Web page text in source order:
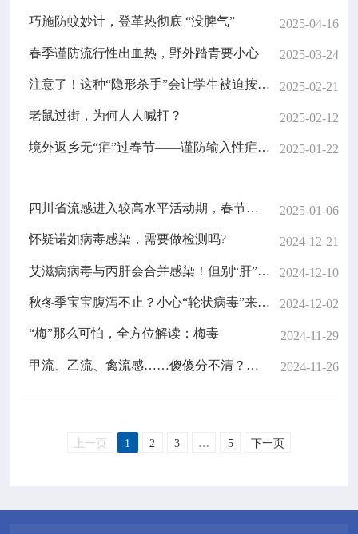
巧施防蚊妙计，登革热彻底 “没脾气” 2025-04-16
春季谨防流行性出血热，野外踏青要小心 2025-03-24
注意了！这种“隐形杀手”会让学生被迫按下学业暂停键！ 2025-02-21
老鼠过街，为何人人喊打？ 2025-02-12
境外返乡无“疟”过春节——谨防输入性疟疾 | 新春特辑 2025-01-22
四川省流感进入较高水平活动期，春节将至，我们应如何预防流感？ 2025-01-06
怀疑诺如病毒感染，需要做检测吗? 2024-12-21
艾滋病病毒与丙肝会合并感染！但别“肝”着急，丙肝能治好！ 2024-12-10
秋冬季宝宝腹泻不止？小心“轮状病毒”来袭！ 2024-12-02
“梅”那么可怕，全方位解读：梅毒 2024-11-29
甲流、乙流、禽流感……傻傻分不清？都是流感有什么不同？ 2024-11-26
上一页 1 2 3 … 5 下一页